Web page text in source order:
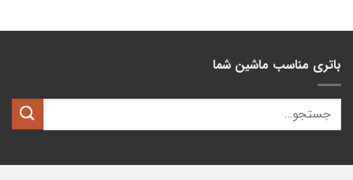
باتری مناسب ماشین شما